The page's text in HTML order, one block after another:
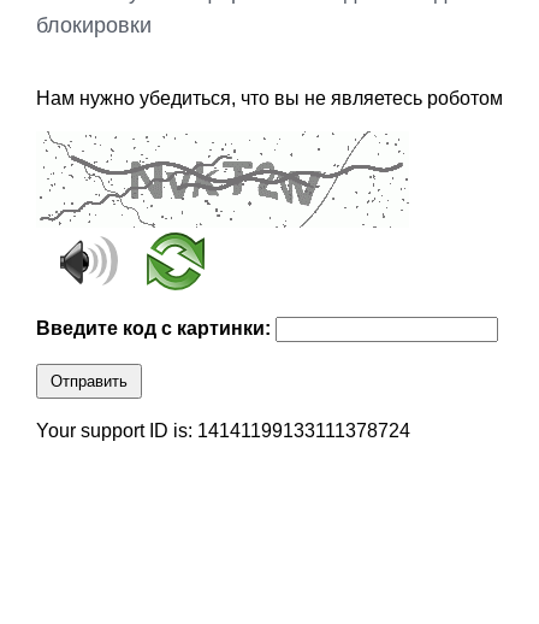
блокировки
Нам нужно убедиться, что вы не являетесь роботом
Введите код с картинки:
Отправить
Your support ID is: 14141199133111378724